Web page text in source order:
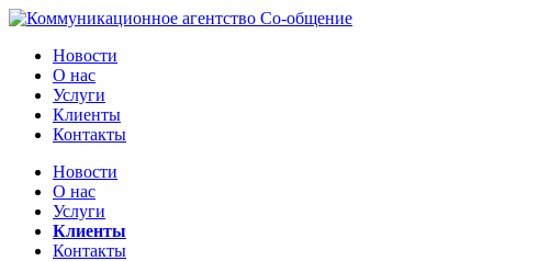
Новости
О нас
Услуги
Клиенты
Контакты
Новости
О нас
Услуги
Клиенты
Контакты